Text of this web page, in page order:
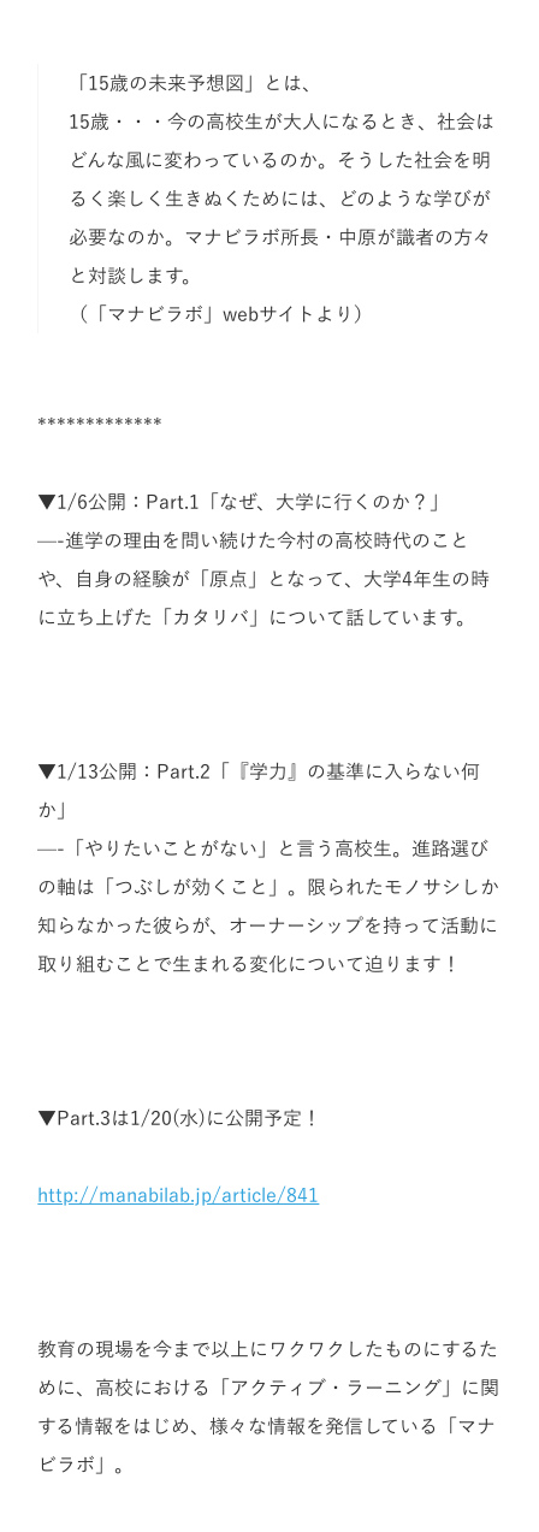
「15歳の未来予想図」とは、
15歳・・・今の高校生が大人になるとき、社会は
どんな風に変わっているのか。そうした社会を明
るく楽しく生きぬくためには、どのような学びが
必要なのか。マナビラボ所長・中原が識者の方々
と対談します。
（「マナビラボ」webサイトより）
*************
▼1/6公開：Part.1「なぜ、大学に行くのか？」
—-進学の理由を問い続けた今村の高校時代のこと
や、自身の経験が「原点」となって、大学4年生の時
に立ち上げた「カタリバ」について話しています。
▼1/13公開：Part.2「『学力』の基準に入らない何
か」
—-「やりたいことがない」と言う高校生。進路選び
の軸は「つぶしが効くこと」。限られたモノサシしか
知らなかった彼らが、オーナーシップを持って活動に
取り組むことで生まれる変化について迫ります！
▼Part.3は1/20(水)に公開予定！
http://manabilab.jp/article/841
教育の現場を今まで以上にワクワクしたものにするた
めに、高校における「アクティブ・ラーニング」に関
する情報をはじめ、様々な情報を発信している「マナ
ビラボ」。